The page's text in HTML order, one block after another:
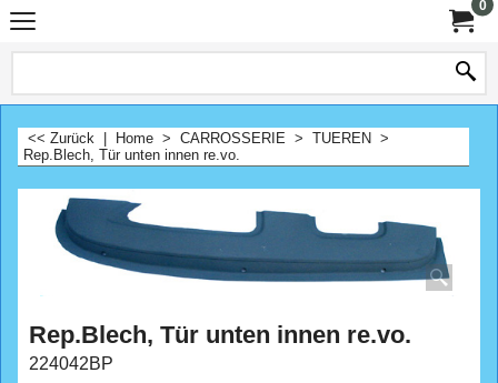
0
<< Zurück Home > CARROSSERIE > TUEREN >
Rep.Blech, Tür unten innen re.vo.
Rep.Blech, Tür unten innen re.vo.
224042BP